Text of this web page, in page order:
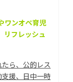
ワンオペ育児
リフレッシュ
ら、公的レス
援、日中一時